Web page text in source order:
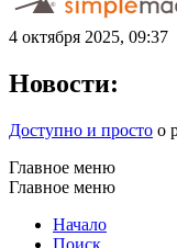
4 октября 2025, 09:37
Новости:
Доступно и просто о
Главное меню
Главное меню
Начало
Поиск